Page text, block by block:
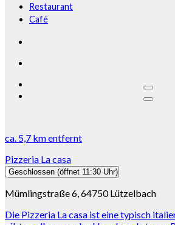
Restaurant
Café
ca. 5,7 kmentfernt
Pizzeria La casa
Geschlossen (öffnet 11:30 Uhr)
Mümlingstraße 6, 64750 Lützelbach
Die Pizzeria La casa ist eine typisch